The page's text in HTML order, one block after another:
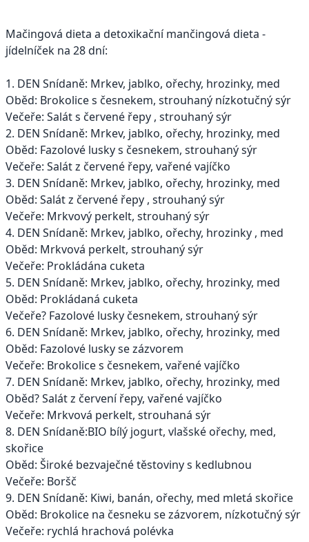
Mačingová dieta a detoxikační mančingová dieta -
jídelníček na 28 dní:
1. DEN Snídaně: Mrkev, jablko, ořechy, hrozinky, med
Oběd: Brokolice s česnekem, strouhaný nízkotučný sýr
Večeře: Salát s červené řepy , strouhaný sýr
2. DEN Snídaně: Mrkev, jablko, ořechy, hrozinky, med
Oběd: Fazolové lusky s česnekem, strouhaný sýr
Večeře: Salát z červené řepy, vařené vajíčko
3. DEN Snídaně: Mrkev, jablko, ořechy, hrozinky, med
Oběd: Salát z červené řepy , strouhaný sýr
Večeře: Mrkvový perkelt, strouhaný sýr
4. DEN Snídaně: Mrkev, jablko, ořechy, hrozinky , med
Oběd: Mrkvová perkelt, strouhaný sýr
Večeře: Prokládána cuketa
5. DEN Snídaně: Mrkev, jablko, ořechy, hrozinky, med
Oběd: Prokládaná cuketa
Večeře? Fazolové lusky česnekem, strouhaný sýr
6. DEN Snídaně: Mrkev, jablko, ořechy, hrozinky, med
Oběd: Fazolové lusky se zázvorem
Večeře: Brokolice s česnekem, vařené vajíčko
7. DEN Snídaně: Mrkev, jablko, ořechy, hrozinky, med
Oběd? Salát z červení řepy, vařené vajíčko
Večeře: Mrkvová perkelt, strouhaná sýr
8. DEN Snídaně:BIO bílý jogurt, vlašské ořechy, med,
skořice
Oběd: Široké bezvaječné těstoviny s kedlubnou
Večeře: Boršč
9. DEN Snídaně: Kiwi, banán, ořechy, med mletá skořice
Oběd: Brokolice na česneku se zázvorem, nízkotučný sýr
Večeře: rychlá hrachová polévka